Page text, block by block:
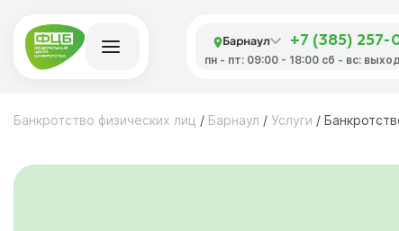
Барнаул +7 (385) 257-
пн - пт: 09:00 - 18:00 сб - вс:
Банкротство физических лиц / Барнаул / Услуги /